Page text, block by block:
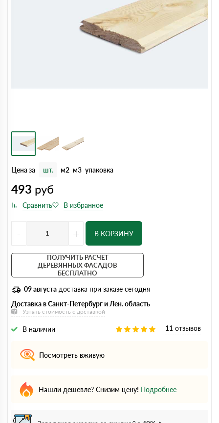
Цена за шт. м2 м3 упаковка
493 руб
- + В КОРЗИНУ
ПОЛУЧИТЬ РАСЧЕТ
ДЕРЕВЯННЫХ ФАСАДОВ
БЕСПЛАТНО
09 августа доставка при заказе сегодня
Доставка в Санкт-Петербург и Лен. область
Узнать стоимость с доставкой
В наличии 11 отзывов
Посмотреть вживую
Нашли дешевле? Снизим цену! Подробнее